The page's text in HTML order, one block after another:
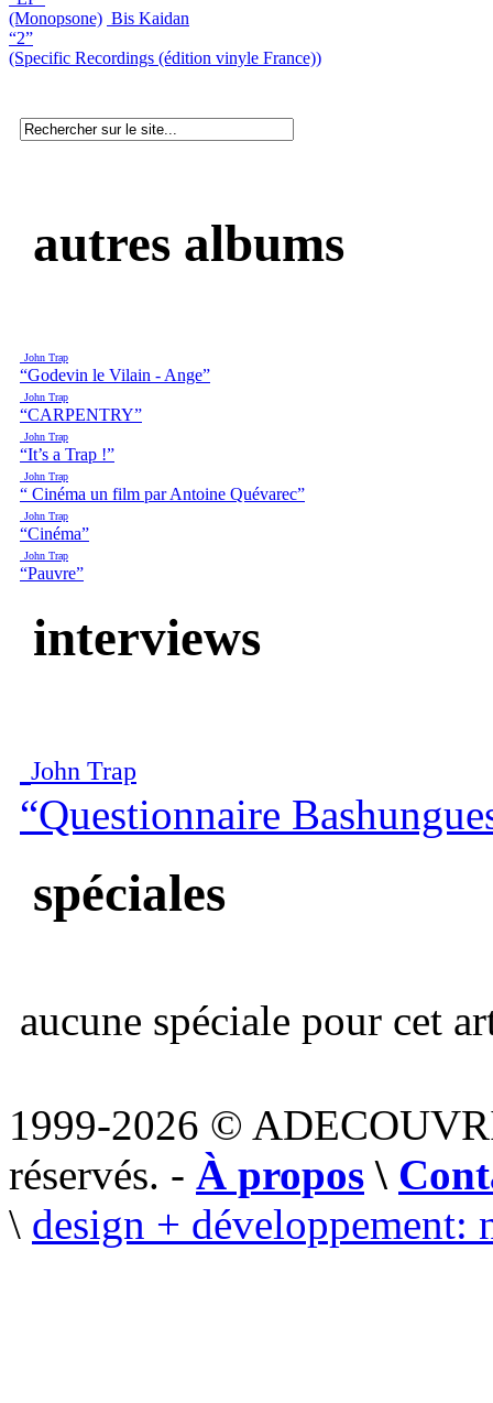
(Monopsone) Bis Kaidan
“2”
(Specific Recordings (édition vinyle France))
autres albums
John Trap
“Godevin le Vilain - Ange”
John Trap
“CARPENTRY”
John Trap
“It’s a Trap !”
John Trap
“ Cinéma un film par Antoine Quévarec”
John Trap
“Cinéma”
John Trap
“Pauvre”
interviews
John Trap
“Questionnaire
spéciales
aucune spéciale pour cet
1999-2026 ©
réservés. - À propos \
\ design + développement: